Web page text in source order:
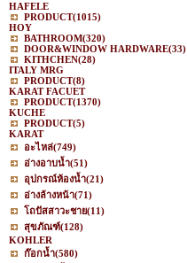
HAFELE
PRODUCT(1015)
HOY
BATHROOM(320)
DOOR&WINDOW HARDWARE(33)
KITHCHEN(28)
ITALY MRG
PRODUCT(8)
KARAT FACUET
PRODUCT(1370)
KUCHE
PRODUCT(5)
KARAT
อะไหล่(749)
อ่างอาบน้ำ(51)
อุปกรณ์ห้องน้ำ(21)
อ่างล้างหน้า(71)
โถปัสสาวะชาย(11)
สุขภัณฑ์(128)
KOHLER
ก๊อกน้ำ(580)